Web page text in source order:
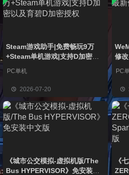
版
欢迎 0**3 加入本站
8月6
欢迎兔**** 加入本站
14
欢迎q********6 加入本站
64 点
加入本站
加入本站 22
Steam游戏助手|免费畅玩9万
+Steam单机游戏|支持D加密以
PC单机
2026-07-20
修
PC
《城市公交模拟-虚拟机版/The
Bus HYPERVISOR》免安装中
《